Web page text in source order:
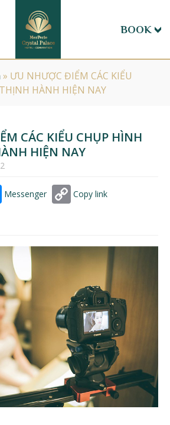
BOOK
» ƯU NHƯỢC ĐIỂM CÁC KIỂU
HÀNH HIỆN NAY
CÁC KIỂU CHỤP HÌNH
HIỆN NAY
Messenger Copy link